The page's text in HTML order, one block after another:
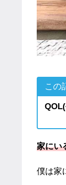
この
家にい
僕は家